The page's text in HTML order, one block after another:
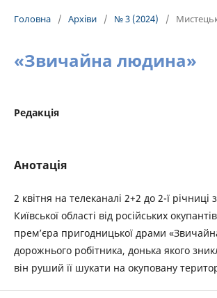
Головна / Архіви / № 3 (2024) /
«Звичайна людина»
Редакція
Анотація
2 квітня на телеканалі 2+2 до 2-ї річниці
Київської області від російських
прем’єра пригодницької драми
дорожнього робітника, донька якого
він руший її шукати на окуповану